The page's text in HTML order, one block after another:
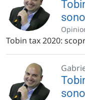
Tobin tax 2020: